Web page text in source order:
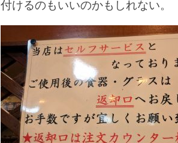
付けるのもいいのかもしれない。